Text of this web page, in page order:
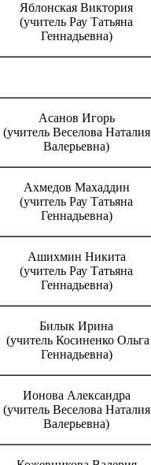
Яблонская Виктория
(учитель Рау Татьяна
Геннадьевна)
Асанов Игорь
(учитель Веселова Наталия
Валерьевна)
Ахмедов Махаддин
(учитель Рау Татьяна
Геннадьевна)
Ашихмин Никита
(учитель Рау Татьяна
Геннадьевна)
Билык Ирина
(учитель Косиненко Ольга
Геннадьевна)
Ионова Александра
(учитель Веселова Наталия
Валерьевна)